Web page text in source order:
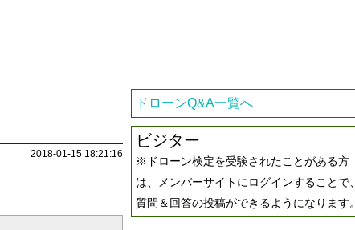
2018-01-15 18:21:16
ドローンQ&A一覧へ
ビジター
※ドローン検定を受験されたことがある方
は、メンバーサイトにログインすることで、
質問＆回答の投稿ができるようになります。